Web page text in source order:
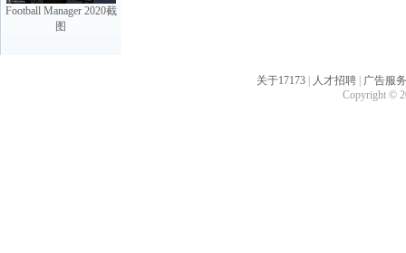
Football Manager 2020截
图
关于17173 人才招聘
广告服务
Copyright ©